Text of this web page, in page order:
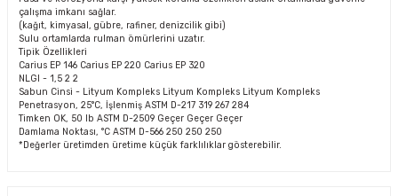
çalışma imkanı sağlar.
(kağıt, kimyasal, gübre, rafiner, denizcilik gibi)
Sulu ortamlarda rulman ömürlerini uzatır.
Tipik Özellikleri
Carius EP 146 Carius EP 220 Carius EP 320
NLGI - 1,5 2 2
Sabun Cinsi - Lityum Kompleks Lityum Kompleks Lityum Kompleks
Penetrasyon, 25°C, İşlenmiş ASTM D-217 319 267 284
Timken OK, 50 Ib ASTM D-2509 Geçer Geçer Geçer
Damlama Noktası, °C ASTM D-566 250 250 250
*Değerler üretimden üretime küçük farklılıklar gösterebilir.